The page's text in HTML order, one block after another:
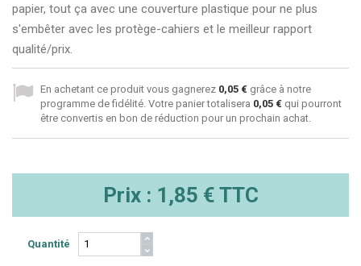
papier, tout ça avec une couverture plastique pour ne plus
s'embêter avec les protège-cahiers et le meilleur rapport
qualité/prix.
En achetant ce produit vous gagnerez 0,05 € grâce à notre
programme de fidélité. Votre panier totalisera 0,05 € qui pourront
être convertis en bon de réduction pour un prochain achat.
Prix : 1,85 € TTC
Quantité